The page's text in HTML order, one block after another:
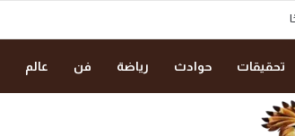
تحقيقات حوادث رياضة فن عالم